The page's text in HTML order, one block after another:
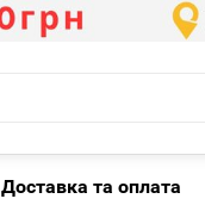
Доставка та оплата